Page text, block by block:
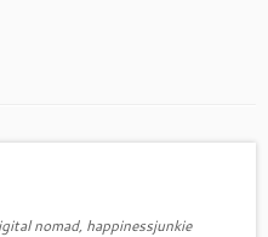
nomad, happinessjunkie